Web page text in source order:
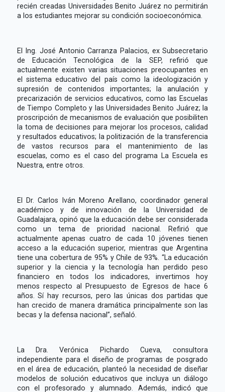
recién creadas Universidades Benito Juárez no permitirán
a los estudiantes mejorar su condición socioeconómica.
El Ing. José Antonio Carranza Palacios, ex Subsecretario
de Educación Tecnológica de la SEP, refirió que
actualmente existen varias situaciones preocupantes en
el sistema educativo del país como la ideologización y
supresión de contenidos importantes; la anulación y
precarización de servicios educativos, como las Escuelas
de Tiempo Completo y las Universidades Benito Juárez; la
proscripción de mecanismos de evaluación que posibiliten
la toma de decisiones para mejorar los procesos, calidad
y resultados educativos; la politización de la transferencia
de vastos recursos para el mantenimiento de las
escuelas, como es el caso del programa La Escuela es
Nuestra, entre otros.
El Dr. Carlos Iván Moreno Arellano, coordinador general
académico y de innovación de la Universidad de
Guadalajara, opinó que la educación debe ser considerada
como un tema de prioridad nacional. Refirió que
actualmente apenas cuatro de cada 10 jóvenes tienen
acceso a la educación superior, mientras que Argentina
tiene una cobertura de 95% y Chile de 93%. “La educación
superior y la ciencia y la tecnología han perdido peso
financiero en todos los indicadores, invertimos hoy
menos respecto al Presupuesto de Egresos de hace 6
años. Sí hay recursos, pero las únicas dos partidas que
han crecido de manera dramática principalmente son las
becas y la defensa nacional”, señaló.
La Dra. Verónica Pichardo Cueva, consultora
independiente para el diseño de programas de posgrado
en el área de educación, planteó la necesidad de diseñar
modelos de solución educativos que incluya un diálogo
con el profesorado y alumnado. Además, indicó que